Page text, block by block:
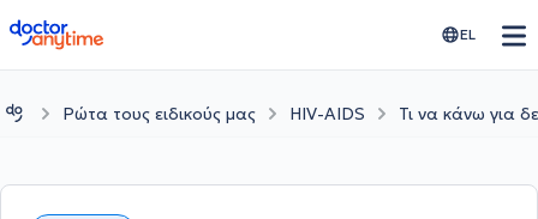
doctoranytime EL
Ρώτα τους ειδικούς μας HIV-AIDS Τι να κάνω για